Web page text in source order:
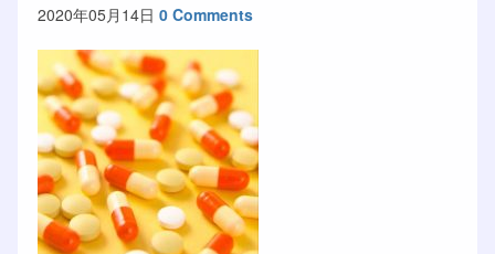
2020年05月14日 0 Comments